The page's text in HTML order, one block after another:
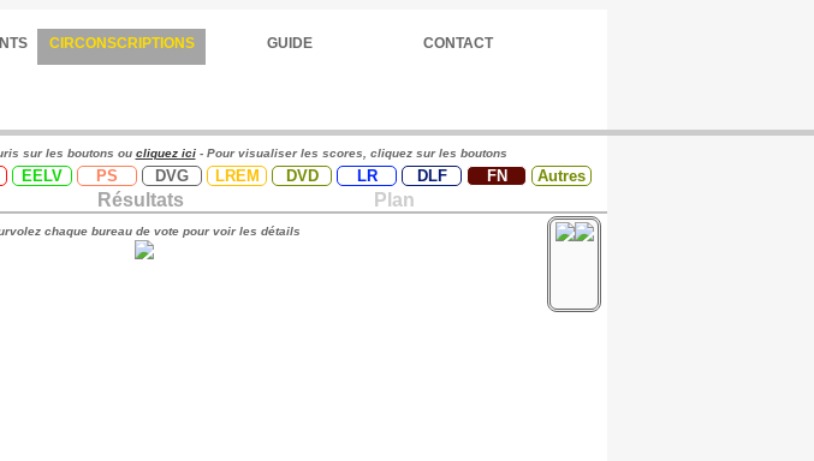
CIRCONSCRIPTIONS GUIDE CONTACT
sur les boutons ou cliquez ici- Pour visualiser les scores, cliquez sur les boutons
EELV PS DVG LREM DVD LR DLF FN Autres
Résultats Plan
chaque bureau de vote pour voir les détails